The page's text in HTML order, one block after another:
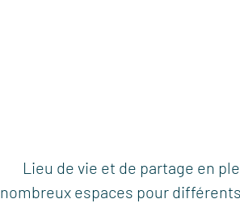
Lieu de vie et de partage en
nombreux espaces pour